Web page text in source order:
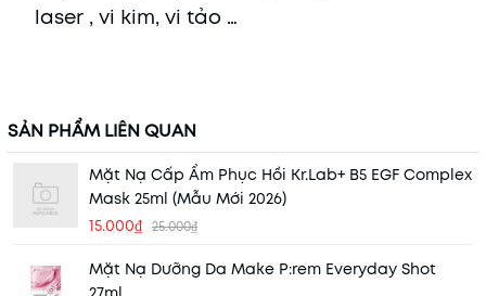
laser , vi kim, vi tảo …
SẢN PHẨM LIÊN QUAN
Mặt Nạ Cấp Ẩm Phục Hồi Kr.Lab+ B5 EGF Complex
Mask 25ml (Mẫu Mới 2026)
15.000₫ 25.000₫
Mặt Nạ Dưỡng Da Make P:rem Everyday Shot